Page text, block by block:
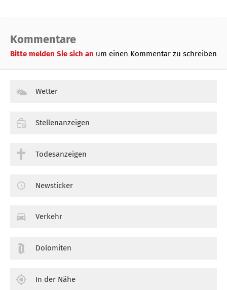
Kommentare
Bitte melden Sie sich an um einen Kommentar zu schreiben
Wetter
Stellenanzeigen
Todesanzeigen
Newsticker
Verkehr
Dolomiten
In der Nähe